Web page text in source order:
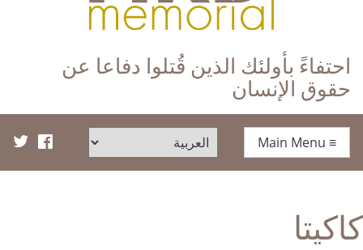
HRD Memorial – العَرَبِيَّة‎‎
احتفاءً بأولئك الذين قُتلوا دفاعا عن
حقوق الإنسان
≡
كاكيتا